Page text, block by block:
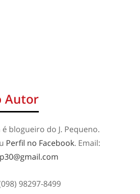
Autor
blogueiro do J. Pequeno.
Perfil no Facebook. Email:
98297-8499